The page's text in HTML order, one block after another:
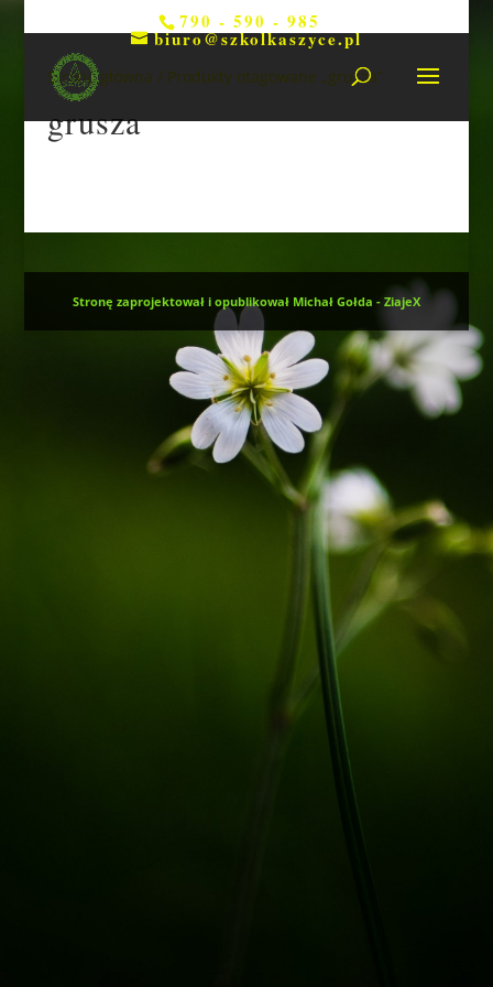
790 - 590 - 985
biuro@szkolkaszyce.pl
Strona główna / Produkty otagowane „grusza”
grusza
Stronę zaprojektował i opublikował Michał Gołda - ZiajeX